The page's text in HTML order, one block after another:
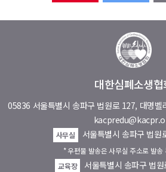
대한심폐소생협
05836 서울특별시 송파구 법원로 127, 대명
사무실 서울특별시 송파구 법원
* 우편물 발송은 사무실 주소로 발송
교육장
서울특별시 송파구 법